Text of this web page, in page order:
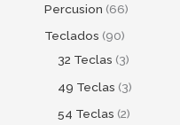
Percusion 66
Teclados 90
32 Teclas 3
49 Teclas 3
54 Teclas 2